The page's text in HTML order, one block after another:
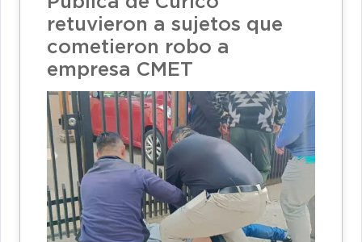
retuvieron a sujetos que
cometieron robo a
empresa CMET